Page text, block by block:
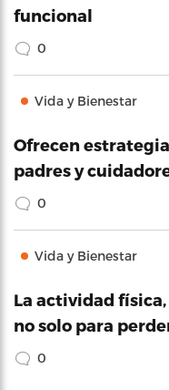
funcional
0
Vida y Bienestar
Ofrecen
padres y
0
Vida y Bienestar
La actividad
no solo para
0